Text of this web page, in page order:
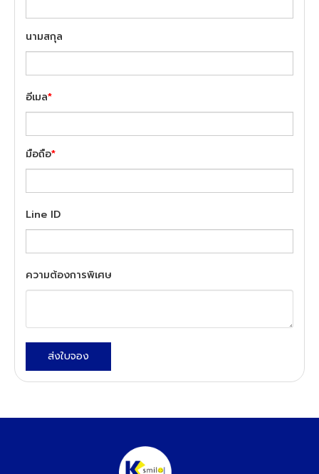
นามสกุล
อีเมล*
มือถือ*
Line ID
ความต้องการพิเศษ
ส่งใบจอง